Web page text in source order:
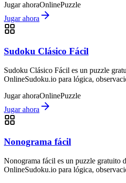
Jugar ahoraOnlinePuzzle
Jugar ahora
Sudoku Clásico Fácil
Sudoku Clásico Fácil es un puzzle
OnlineSudoku.io para lógica,
Jugar ahoraOnlinePuzzle
Jugar ahora
Nonograma fácil
Nonograma fácil es un puzzle gratuito
OnlineSudoku.io para lógica,